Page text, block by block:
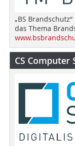
„BS
das Thema
CS Computer